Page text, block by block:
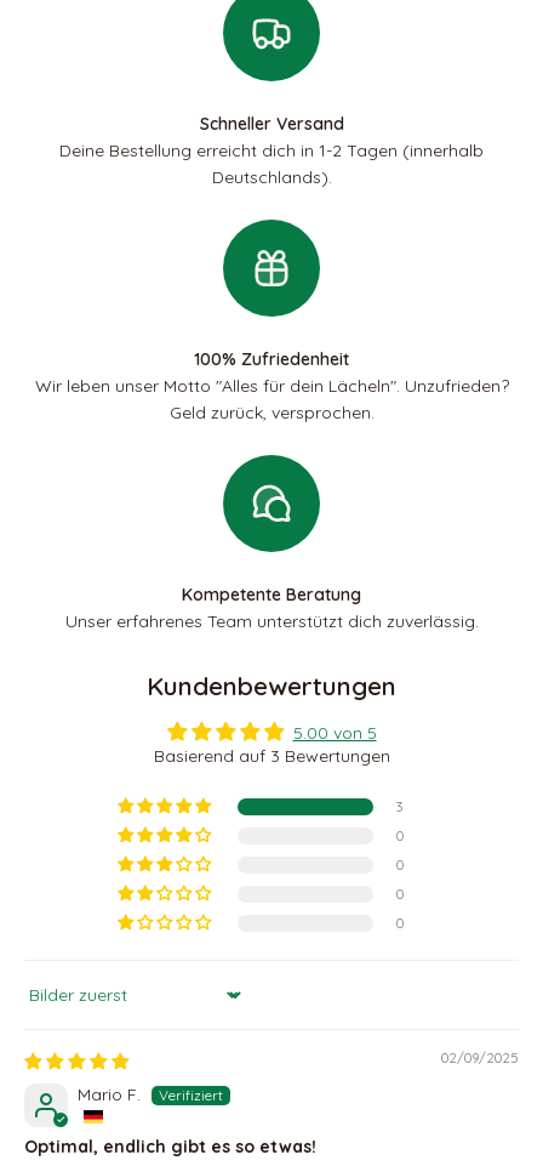
Schneller Versand
Deine Bestellung erreicht dich in 1-2 Tagen (innerhalb
Deutschlands).
100% Zufriedenheit
Wir leben unser Motto "Alles für dein Lächeln". Unzufrieden?
Geld zurück, versprochen.
Kompetente Beratung
Unser erfahrenes Team unterstützt dich zuverlässig.
Kundenbewertungen
5.00 von 5
Basierend auf 3 Bewertungen
3
0
0
0
0
Sort by
02/09/2025
Mario F.
Optimal, endlich gibt es so etwas!